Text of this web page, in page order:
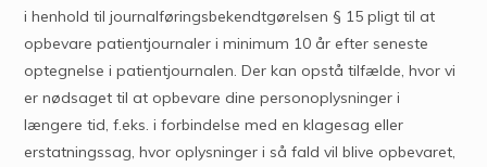
i henhold til journalføringsbekendtgørelsen § 15 pligt til at
opbevare patientjournaler i minimum 10 år efter seneste
optegnelse i patientjournalen. Der kan opstå tilfælde, hvor vi
er nødsaget til at opbevare dine personoplysninger i
længere tid, f.eks. i forbindelse med en klagesag eller
erstatningssag, hvor oplysninger i så fald vil blive opbevaret,